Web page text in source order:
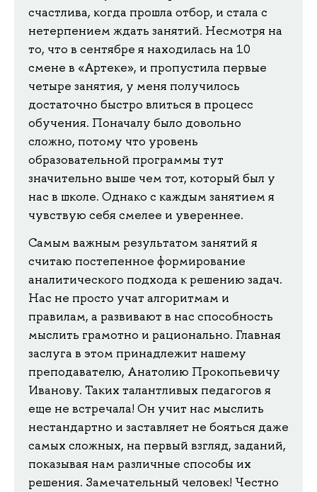
счастлива, когда прошла отбор, и стала с
нетерпением ждать занятий. Несмотря на
то, что в сентябре я находилась на 10
смене в «Артеке», и пропустила первые
четыре занятия, у меня получилось
достаточно быстро влиться в процесс
обучения. Поначалу было довольно
сложно, потому что уровень
образовательной программы тут
значительно выше чем тот, который был у
нас в школе. Однако с каждым занятием я
чувствую себя смелее и увереннее.
Самым важным результатом занятий я
считаю постепенное формирование
аналитического подхода к решению задач.
Нас не просто учат алгоритмам и
правилам, а развивают в нас способность
мыслить грамотно и рационально. Главная
заслуга в этом принадлежит нашему
преподавателю, Анатолию Прокопьевичу
Иванову. Таких талантливых педагогов я
еще не встречала! Он учит нас мыслить
нестандартно и заставляет не бояться даже
самых сложных, на первый взгляд, заданий,
показывая нам различные способы их
решения. Замечательный человек! Честно